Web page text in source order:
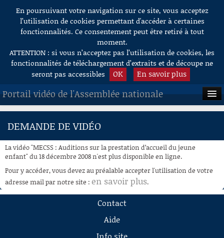
Aller au contenu
En poursuivant votre navigation sur ce site, vous acceptez
l’utilisation de cookies permettant d'accéder à certaines
fonctionnalités. Ce consentement peut être retiré à tout
moment.
ATTENTION : si vous n’acceptez pas l’utilisation de cookies, les
fonctionnalités de téléchargement d’extraits et de découpe ne
seront pas accessibles
OK En savoir plus
Portail vidéo de l'Assemblée nationale
ACCUEIL
À LA DEMANDE
RECHERCHE
AIDE À LA DÉCOUPE
DEMANDE DE VIDÉO
La vidéo "MECSS : Auditions sur la prestation d’accueil du jeune
enfant" du 18 décembre 2008 n'est plus disponible en ligne.
Pour y accéder, vous devez au préalable accepter l'utilisation de votre
adresse mail par notre site : en savoir plus.
Contact
Aide